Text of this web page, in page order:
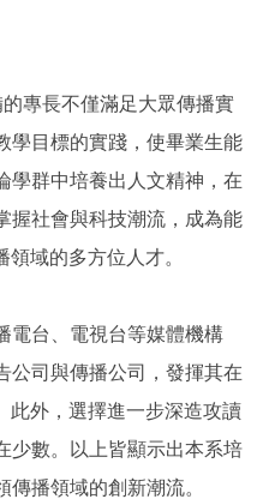
專長不僅滿足大眾傳播實
學目標的實踐，使畢業生能
學群中培養出人文精神，在
握社會與科技潮流，成為能
域的多方位人才。
電台、電視台等媒體機構
公司與傳播公司，發揮其在
此外，選擇進一步深造攻讀
少數。以上皆顯示出本系培
播領域的創新潮流。